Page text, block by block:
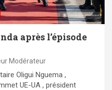
après l’épisode
Modérateur
Oligui Nguema ,
UE-UA , président